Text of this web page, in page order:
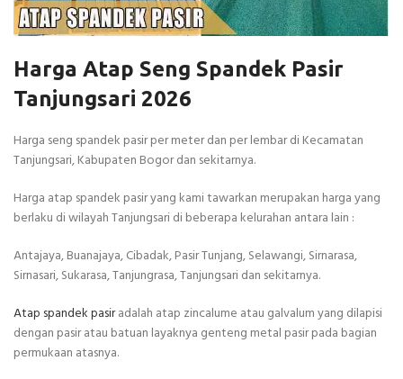
Harga Atap Seng Spandek Pasir
Tanjungsari 2026
Harga seng spandek pasir per meter dan per lembar di Kecamatan
Tanjungsari, Kabupaten Bogor dan sekitarnya.
Harga atap spandek pasir yang kami tawarkan merupakan harga yang
berlaku di wilayah Tanjungsari di beberapa kelurahan antara lain :
Antajaya, Buanajaya, Cibadak, Pasir Tunjang, Selawangi, Sirnarasa,
Sirnasari, Sukarasa, Tanjungrasa, Tanjungsari dan sekitarnya.
Atap spandek pasiradalah atap zincalume atau galvalum yang dilapisi
dengan pasir atau batuan layaknya genteng metal pasir pada bagian
permukaan atasnya.